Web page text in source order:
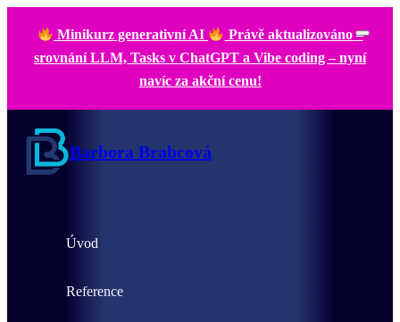
Minikurz generativní AI
Právě aktualizováno –
srovnání LLM, Tasks v ChatGPT a Vibe coding – nyní
navíc za akční cenu!
Barbora Brabcová
Úvod
Reference